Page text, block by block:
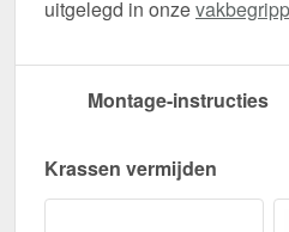
uitgelegd in onze
Montage-instructies
Krassen vermijden